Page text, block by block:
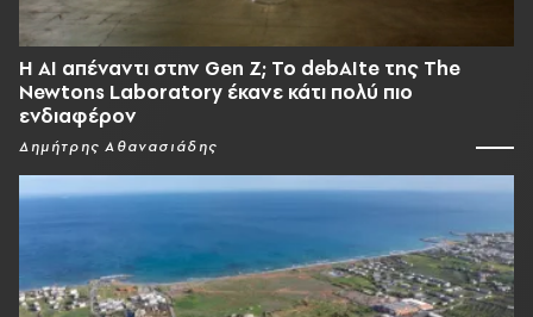
Η AI απέναντι στην Gen Z; Το debAIte της The
Newtons Laboratory έκανε κάτι πολύ πιο
ενδιαφέρον
Δημήτρης Αθανασιάδης